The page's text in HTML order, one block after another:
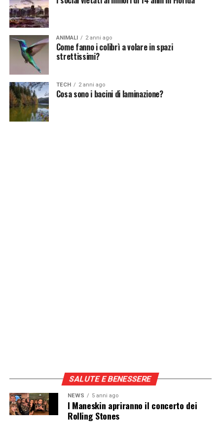
ANIMALI 2 anni ago
Come fanno i colibrì a volare in spazi
strettissimi?
TECH 2 anni ago
Cosa sono i bacini di laminazione?
SALUTE E BENESSERE
NEWS 5 anni ago
I Maneskin apriranno il concerto dei
Rolling Stones